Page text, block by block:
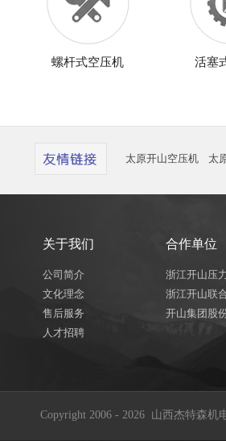
螺杆式空压机 活塞
太原开山空压机 太
关于我们 合作单位
公司简介
文化理念
售后服务
人才招聘
浙江开山压
浙江开山联
开山集团股
Copyright 2006 - 2026 山西杰特森